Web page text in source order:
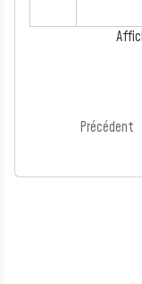
Précédent